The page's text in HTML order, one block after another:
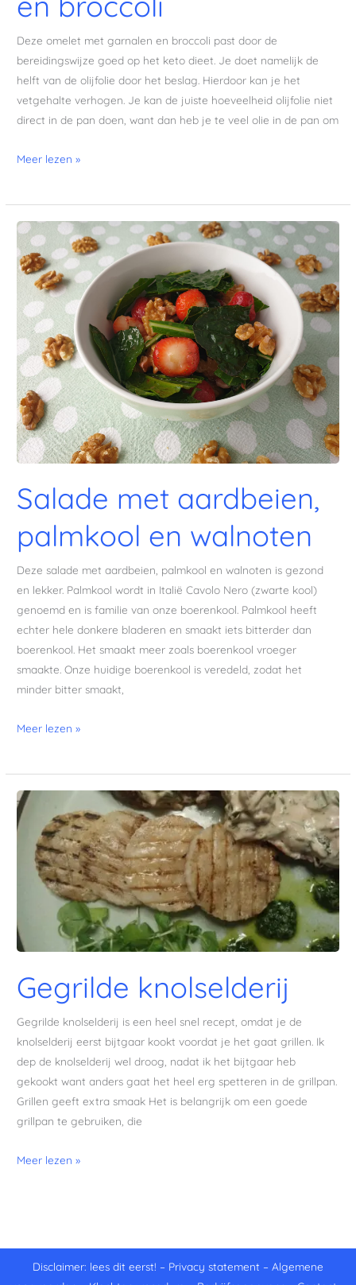
Deze omelet met garnalen en broccoli past door de
bereidingswijze goed op het keto dieet. Je doet namelijk de
helft van de olijfolie door het beslag. Hierdoor kan je het
vetgehalte verhogen. Je kan de juiste hoeveelheid olijfolie niet
direct in de pan doen, want dan heb je te veel olie in de pan om
Meer lezen »
Salade met aardbeien,
palmkool en walnoten
Deze salade met aardbeien, palmkool en walnoten is gezond
en lekker. Palmkool wordt in Italië Cavolo Nero (zwarte kool)
genoemd en is familie van onze boerenkool. Palmkool heeft
echter hele donkere bladeren en smaakt iets bitterder dan
boerenkool. Het smaakt meer zoals boerenkool vroeger
smaakte. Onze huidige boerenkool is veredeld, zodat het
minder bitter smaakt,
Meer lezen »
Gegrilde knolselderij
Gegrilde knolselderij is een heel snel recept, omdat je de
knolselderij eerst bijtgaar kookt voordat je het gaat grillen. Ik
dep de knolselderij wel droog, nadat ik het bijtgaar heb
gekookt want anders gaat het heel erg spetteren in de grillpan.
Grillen geeft extra smaak Het is belangrijk om een goede
grillpan te gebruiken, die
Meer lezen »
Disclaimer: lees dit eerst! – Privacy statement – Algemene